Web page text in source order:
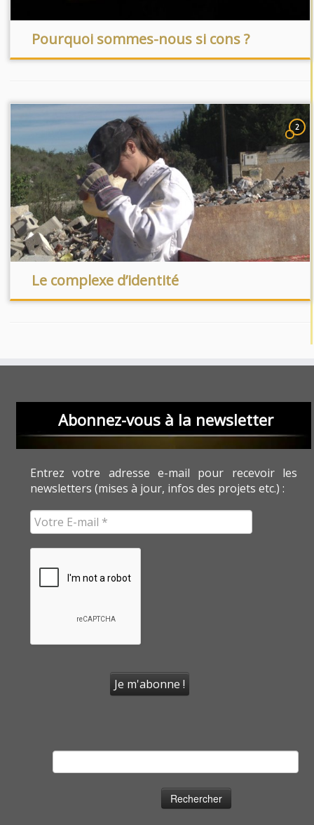
Pourquoi sommes-nous si cons ?
2
Le complexe d’identité
Abonnez-vous à la newsletter
Entrez votre adresse e-mail pour recevoir les
newsletters (mises à jour, infos des projets etc.) :